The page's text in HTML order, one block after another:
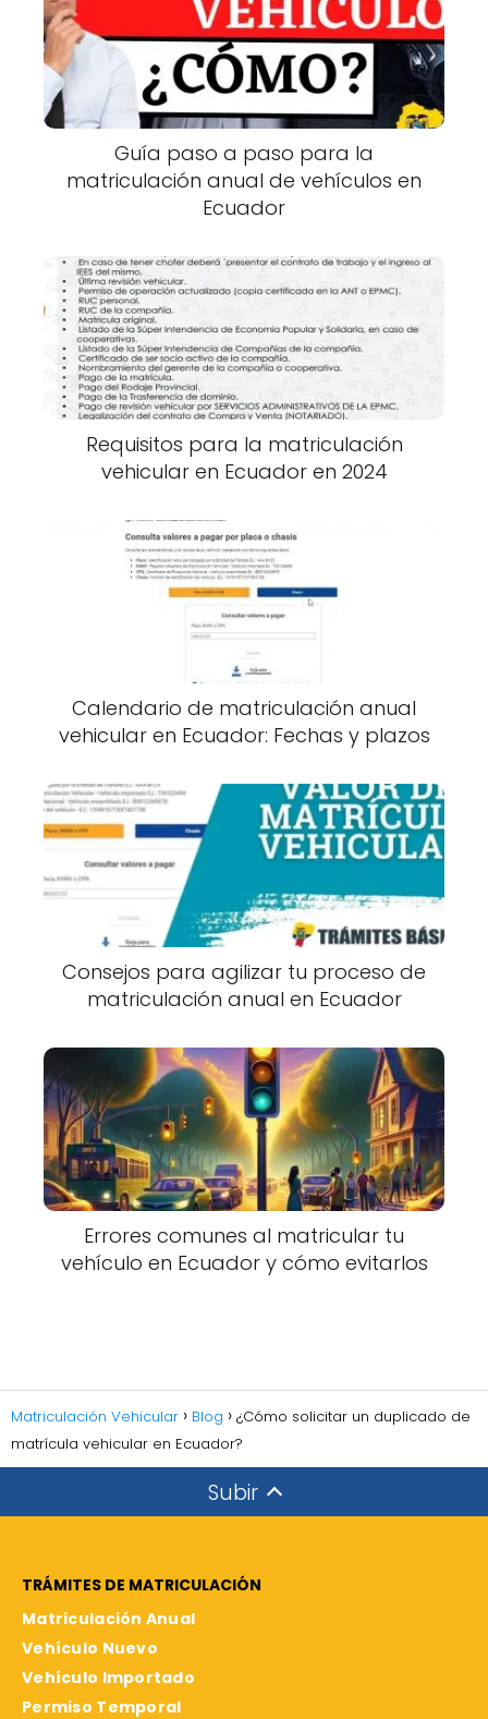
Guía paso a paso para la
matriculación anual de vehículos en
Ecuador
Requisitos para la matriculación
vehicular en Ecuador en 2024
Calendario de matriculación anual
vehicular en Ecuador: Fechas y plazos
Consejos para agilizar tu proceso de
matriculación anual en Ecuador
Errores comunes al matricular tu
vehículo en Ecuador y cómo evitarlos
Matriculación Vehicular Blog
¿Cómo solicitar un duplicado de
matrícula vehicular en Ecuador?
Subir
TRÁMITES DE MATRICULACIÓN
Matriculación Anual
Vehículo Nuevo
Vehículo Importado
Permiso Temporal